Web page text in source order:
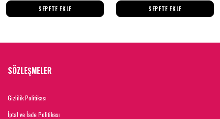
SEPETE EKLE SEPETE EKLE
SÖZLEŞMELER
Gizlilik Politikası
İptal ve İade Politikası